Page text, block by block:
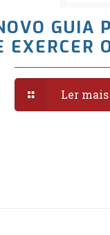
GUIA
EXERCER
Ler mais